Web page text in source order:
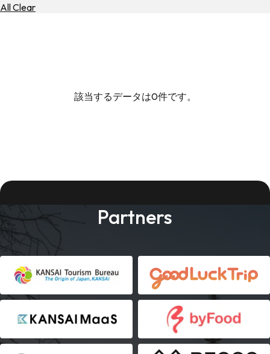
All Clear
該当するデータは0件です。
Partners